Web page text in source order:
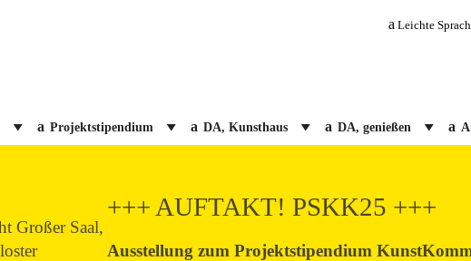
Leichte
Projektstipendium DA, Kunsthaus DA, genießen
+++ AUFTAKT! PSKK25 +++
Ausstellung zum Projektstipendium